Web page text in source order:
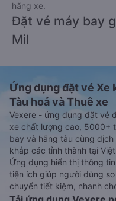
hãng xe.
Đặt vé máy bay
Mil
Ứng dụng đặt vé Xe
Tàu hoả và Thuê xe
Vexere - ứng dụng đặt vé
xe chất lượng cao, 5000+
bay và hãng tàu cùng
khắp các tỉnh thành tại
Ứng dụng hiển thị thông
tiện ích giúp người dùng
chuyển tiết kiệm, nhanh